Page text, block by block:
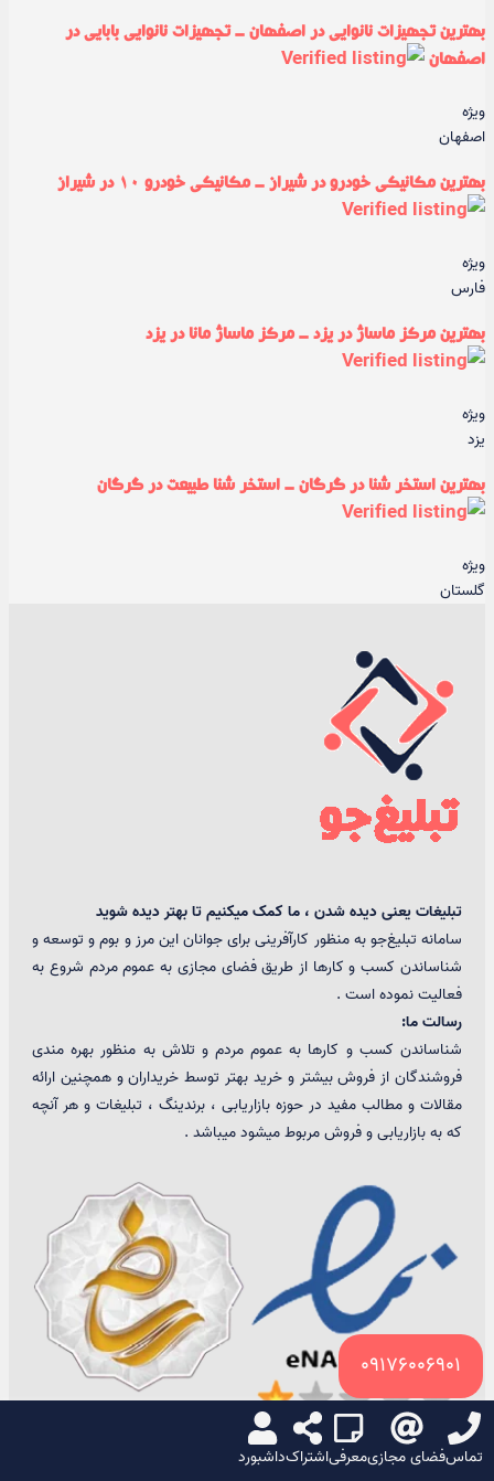
بهترین تجهیزات نانوایی در اصفهان - تجهیزات نانوایی بابایی در
اصفهان
ویژه
اصفهان
بهترین مکانیکی خودرو در شیراز - مکانیکی خودرو ۱۰ در شیراز
ویژه
فارس
بهترین مرکز ماساژ در یزد - مرکز ماساژ مانا در یزد
ویژه
یزد
بهترین استخر شنا در گرگان - استخر شنا طبیعت در گرگان
ویژه
گلستان
تماسفضای مجازیمعرفیاشتراکداشبورد
09176006901
تبلیغات یعنی دیده شدن ، ما کمک میکنیم تا بهتر دیده شوید
سامانه تبلیغ‌جو به منظور کارآفرینی برای جوانان این مرز و بوم و توسعه و
شناساندن کسب و کارها از طریق فضای مجازی به عموم مردم شروع به
فعالیت نموده است .
رسالت ما:
شناساندن کسب و کارها به عموم مردم و تلاش به منظور بهره مندی
فروشندگان از فروش بیشتر و خرید بهتر توسط خریداران و همچنین ارائه
مقالات و مطالب مفید در حوزه بازاریابی ، برندینگ ، تبلیغات و هر آنچه
که به بازاریابی و فروش مربوط میشود میباشد .